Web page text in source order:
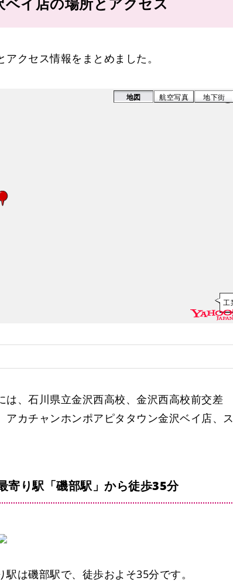
クセス情報をまとめました。
工
地図 航空写真 地下街
、石川県立金沢西高校、金沢西高校前交差
カチャンホンポアピタタウン金沢ベイ店、ス
寄り駅「磯部駅」から徒歩35分
は磯部駅で、徒歩およそ35分です。